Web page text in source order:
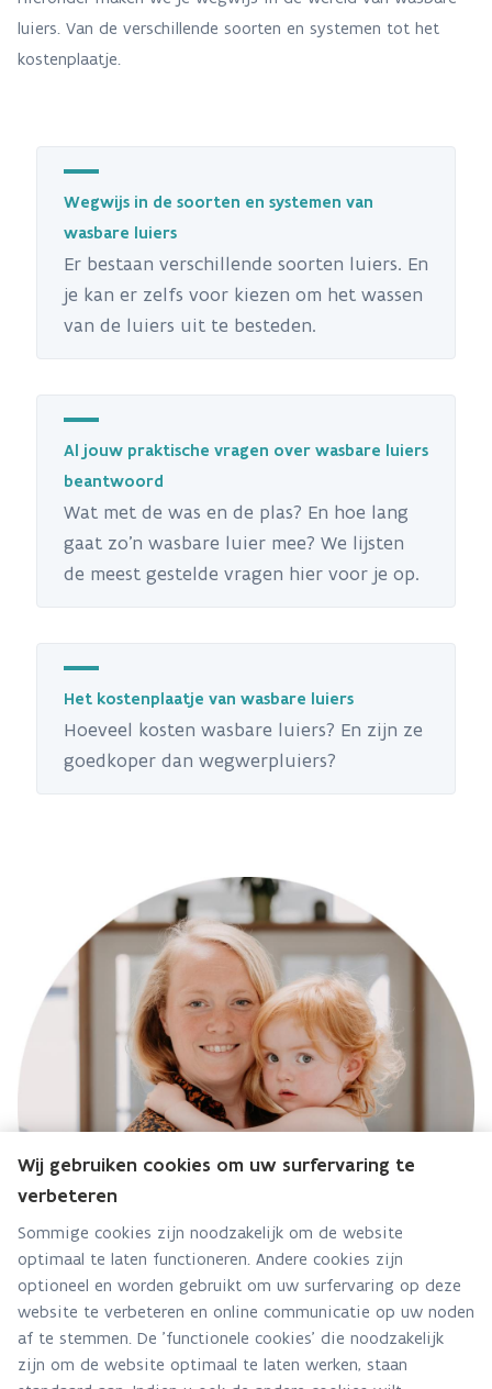
luiers. Van de verschillende soorten en systemen tot het
kostenplaatje.
Wegwijs in de soorten en systemen van
wasbare luiers
Er bestaan verschillende soorten luiers. En
je kan er zelfs voor kiezen om het wassen
van de luiers uit te besteden.
Al jouw praktische vragen over wasbare luiers
beantwoord
Wat met de was en de plas? En hoe lang
gaat zo’n wasbare luier mee? We lijsten
de meest gestelde vragen hier voor je op.
Het kostenplaatje van wasbare luiers
Hoeveel kosten wasbare luiers? En zijn ze
goedkoper dan wegwerpluiers?
“Er zijn heel veel soorten wasbare luiers
Wij gebruiken cookies om uw surfervaring te
verbeteren
Sommige cookies zijn noodzakelijk om de website
optimaal te laten functioneren. Andere cookies zijn
optioneel en worden gebruikt om uw surfervaring op deze
website te verbeteren en online communicatie op uw noden
af te stemmen. De 'functionele cookies' die noodzakelijk
zijn om de website optimaal te laten werken, staan